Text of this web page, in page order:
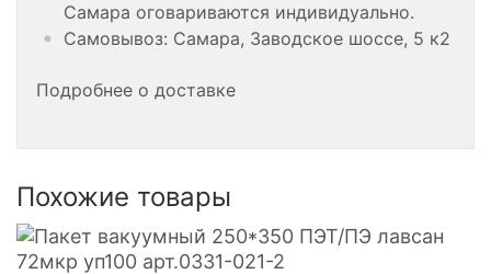
Самара оговариваются индивидуально.
Самовывоз: Самара, Заводское шоссе, 5 к2
Подробнее о доставке
Похожие товары